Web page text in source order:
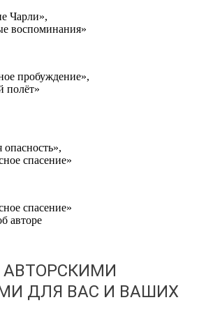
Чарли»,
воспоминания»
пробуждение»,
полёт»
спасение»
спасение»
авторе
ДЛЯ ВАС И ВАШИХ